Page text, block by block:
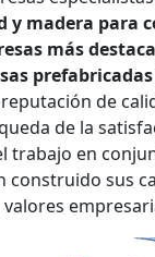
y madera para
más
de
de la
trabajo en
construido sus